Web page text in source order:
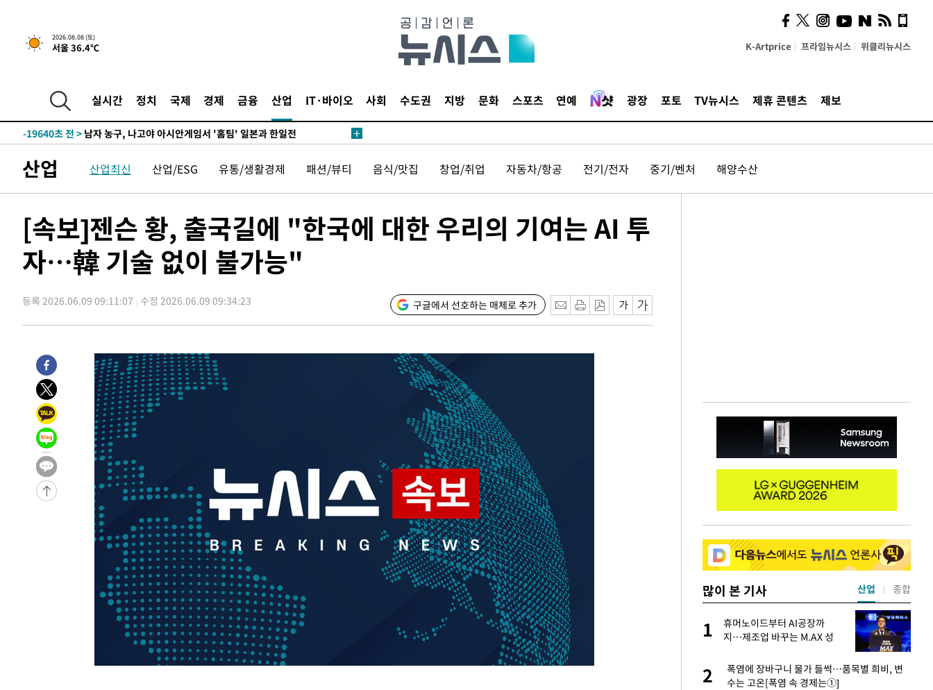
2026.08.08 (토)
서울 36.4℃ K-Artprice 프라임뉴시스 위클리뉴시스
실시간 정치 국제 경제 금융 산업 IT·바이오 사회 수도권 지방 문화 스포츠 연예 광장 포토 TV뉴시스 제휴 콘텐츠 제보
2시간 전 >[속보]뉴욕증시 상승 마감…S&P 0.6% 나스닥 1.3%↑
-24396초 전 >
백운산서 80년근 천종산삼 9뿌리 발견…감정가 1.3억원
-22106초 전 >
-19640초 전 > 남자 농구, 나고야 아시안게임서 '홈팀' 일본과 한일전
-15243초 전 >
극한폭염 한풀 꺾이지만…'낮 최고 35도' 무더위, 열대야 계속[다음
-12261초 전 >축구협회 "압수수색·성접대 논란 사과…쇄신의 기회로 삼겠다"
송"
10분 전 >'최고 37도' 폭염 지속…강원동해안 최대 150㎜ 비
2시간 전 >
[속보]뉴욕증시 상승 마감…S&P 0.6% 나스닥 1.3%↑
-28289초 전 >강릉에 시간당 81.4㎜ 물폭탄…도로 잠기고 담벼락 붕괴
-22106초 전 >선재도서 해루질 나섰다 실종 60대, 닷새 만에 숨진 채 발견
-19640초 전 >남자 농구, 나고야 아시안게임서 '홈팀' 일본과 한일전
-15243초 전 >
극한폭염 한풀 꺾이지만…'낮 최고 35도' 무더위, 열대야 계속[다음
주 날씨]
-12261초 전 >
축구협회 "압수수색·성접대 논란 사과…쇄신의 기회로 삼겠다"
-10778초 전 >
[속보]'압수수색·성접대 논란' 축구협회 "실망과 걱정 안겨드려 죄
송"
10분 전 >
'최고 37도' 폭염 지속…강원동해안 최대 150㎜ 비
2시간 전 >
[속보]뉴욕증시 상승 마감…S&P 0.6% 나스닥 1.3%↑
산업 산업최신 산업/ESG 유통/생활경제 패션/뷰티 음식/맛집 창업/취업 자동차/항공 전기/전자 중기/벤처 해양수산
[속보]젠슨 황, 출국길에 "한국에 대한 우리의 기여는 AI 투
자…韓 기술 없이 불가능"
등록 2026.06.09 09:11:07 수정 2026.06.09 09:34:23 구글에서 선호하는 매체로 추가
많이 본 기사
1
표창원, 남규리에 15년 만에
사과…"제가 틀렸습니다"
"창 3개 띄워도 답답함 없네"…'폴드8 울트
1
휴머노이드부터 AI공장까
지…제조업 바꾸는 M.AX 성
2
폭염에 장바구니 물가 들썩…품목별 희비, 변
수는 고온[폭염 속 경제는①]
산업 종합